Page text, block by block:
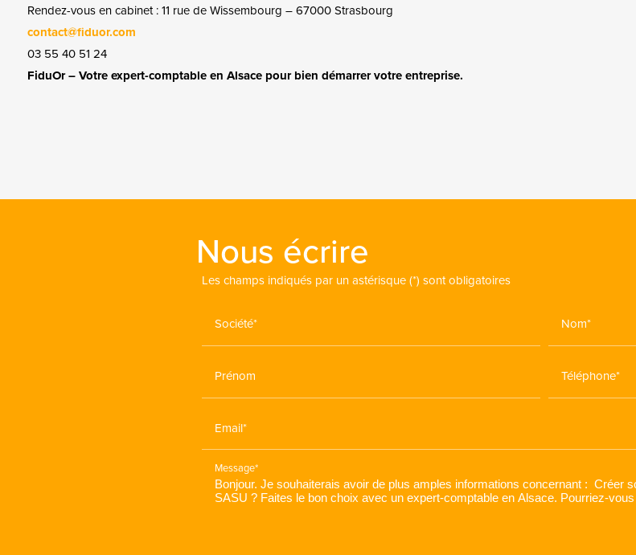
Rendez-vous en cabinet : 11 rue de Wissembourg – 67000 Strasbourg
contact@fiduor.com
03 55 40 51 24
FiduOr – Votre expert-comptable en Alsace pour bien démarrer votre entreprise.
Nous écrire
Les champs indiqués par un astérisque (*) sont obligatoires
Société* Nom*
Prénom Téléphone*
Email*
Message*